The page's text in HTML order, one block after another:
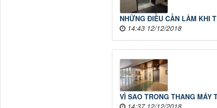
NHỮNG ĐIỀU CẦN LÀM KHI
14:43 12/12/2018
VÌ SAO TRONG THANG MÁY
14:37 12/12/2018